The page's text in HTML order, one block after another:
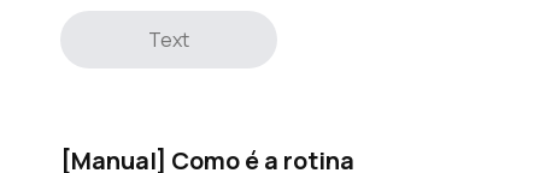
Text
[Manual] Como é a rotina